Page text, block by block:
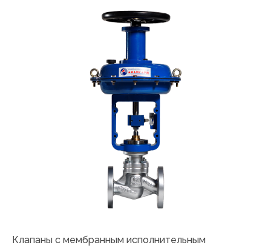
Клапаны с мембранным исполнительным